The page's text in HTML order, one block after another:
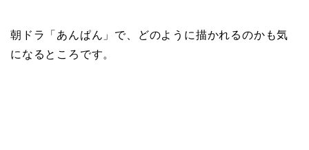
朝ドラ「あんぱん」で、どのように描かれるのかも気
になるところです。